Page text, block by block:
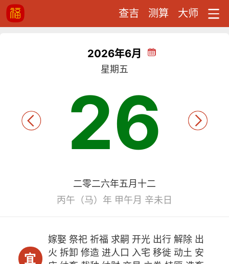
查吉 测算 大师
2026年6月
星期五
26
二零二六年五月十二
丙午（马）年 甲午月 辛未日
宜
嫁娶 祭祀 祈福 求嗣 开光 出行 解除 出
火 拆卸 修造 进人口 入宅 移徙 动土 安